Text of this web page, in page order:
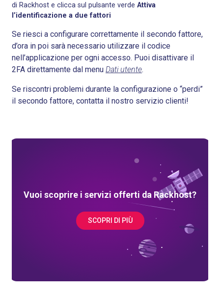
di Rackhost e clicca sul pulsante verde Attiva
l’identificazione a due fattori
Se riesci a configurare correttamente il secondo fattore,
d’ora in poi sarà necessario utilizzare il codice
nell’applicazione per ogni accesso. Puoi disattivare il
2FA direttamente dal menu Dati utente.
Se riscontri problemi durante la configurazione o “perdi”
il secondo fattore, contatta il nostro servizio clienti!
Vuoi scoprire i servizi offerti da Rackhost?
SCOPRI DI PIÙ